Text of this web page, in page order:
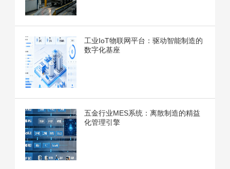
工业IoT物联网平台：驱动智能制造的
数字化基座
五金行业MES系统：离散制造的精益
化管理引擎